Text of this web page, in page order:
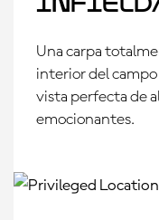
Una carpa
interior del campo
vista perfecta de
emocionantes.